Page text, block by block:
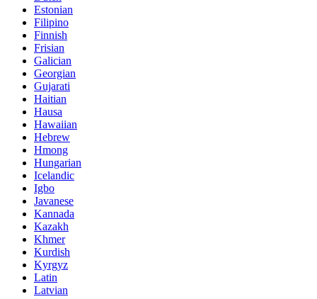
Estonian
Filipino
Finnish
Frisian
Galician
Georgian
Gujarati
Haitian
Hausa
Hawaiian
Hebrew
Hmong
Hungarian
Icelandic
Igbo
Javanese
Kannada
Kazakh
Khmer
Kurdish
Kyrgyz
Latin
Latvian